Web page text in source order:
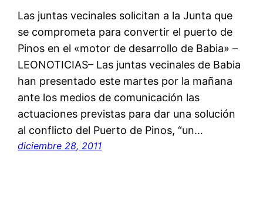
Las juntas vecinales solicitan a la Junta que
se comprometa para convertir el puerto de
Pinos en el «motor de desarrollo de Babia» –
LEONOTICIAS– Las juntas vecinales de Babia
han presentado este martes por la mañana
ante los medios de comunicación las
actuaciones previstas para dar una solución
al conflicto del Puerto de Pinos, “un…
diciembre 28, 2011